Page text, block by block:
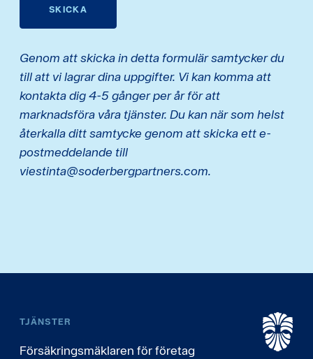
SKICKA
Genom att skicka in detta formulär samtycker du
till att vi lagrar dina uppgifter. Vi kan komma att
kontakta dig 4-5 gånger per år för att
marknadsföra våra tjänster. Du kan när som helst
återkalla ditt samtycke genom att skicka ett e-
postmeddelande till
viestinta@soderbergpartners.com.
TJÄNSTER
Försäkringsmäklaren för företag